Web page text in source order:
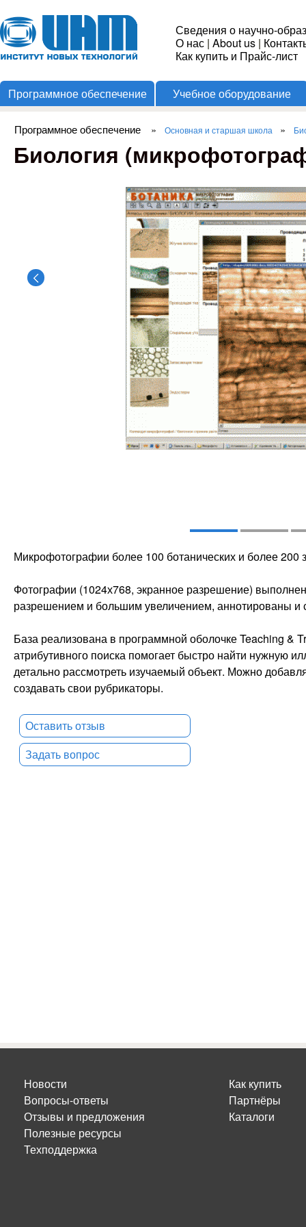
Институт
Новых
Технологий
Сведения о научно-
О нас | About us |
Как купить и Прайс-лист
Программное обеспечение Учебное оборудование
Вы здесь
Программное обеспечение » Основная и старшая школа »
Биология
Микрофотографии более 100 ботанических и более 200
Фотографии (1024х768, экранное разрешение)
разрешением и большим увеличением, аннотированы и
База реализована в программной оболочке Teaching &
атрибутивного поиска помогает быстро найти нужную
детально рассмотреть изучаемый объект. Можно
создавать свои рубрикаторы.
Оставить отзыв
Задать вопрос
Новости
Вопросы-ответы
Отзывы и предложения
Полезные ресурсы
Техподдержка
Как купить
Партнёры
Каталоги